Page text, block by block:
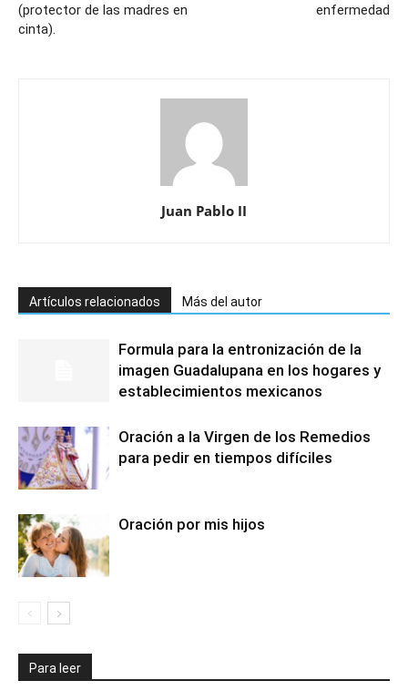
(protector de las madres en
cinta).
enfermedad
Juan Pablo II
Artículos relacionados Más del autor
Formula para la entronización de la
imagen Guadalupana en los hogares y
establecimientos mexicanos
Oración a la Virgen de los Remedios
para pedir en tiempos difíciles
Oración por mis hijos
Para leer